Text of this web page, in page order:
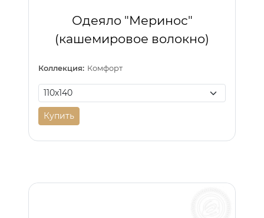
Одеяло "Меринос"
(кашемировое волокно)
Коллекция: Комфорт
Купить